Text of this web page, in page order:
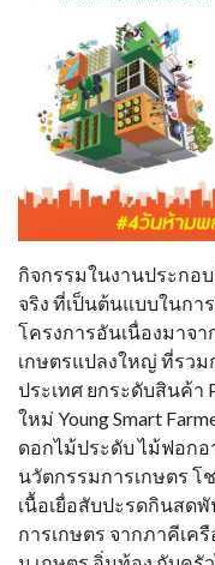
กิจกรรมในงานประกอ
จริง ที่เป็นต้นแบบในกา
โครงการอันเนื่องมาจา
เกษตรแปลงใหญ่ ที่รว
ประเทศ ยกระดับสินค้า
ใหม่ Young Smart
ดอกไม้ประดับ ไม้ฟอก
นวัตกรรมการเกษตร โ
เนื้อเยื่อสับปะรดกินสด
การเกษตร จากภาคีเค